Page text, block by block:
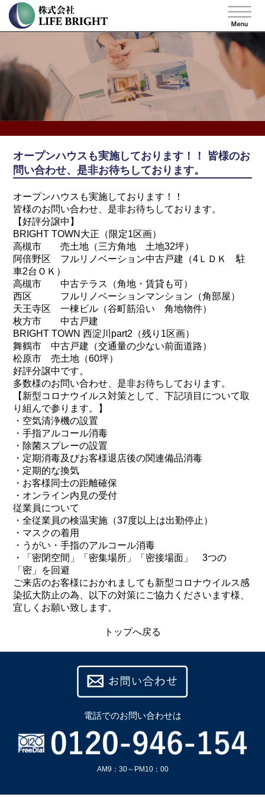
オープンハウスも実施しております！！ 皆様のお
問い合わせ、是非お待ちしております。
オープンハウスも実施しております！！
皆様のお問い合わせ、是非お待ちしております。
【好評分譲中】
BRIGHT TOWN大正（限定1区画）
高槻市 売土地（三方角地 土地32坪）
阿倍野区 フルリノベーション中古戸建（4ＬＤＫ 駐
車2台ＯＫ）
高槻市 中古テラス（角地・賃貸も可）
西区 フルリノベーションマンション（角部屋）
天王寺区 一棟ビル（谷町筋沿い 角地物件）
枚方市 中古戸建
BRIGHT TOWN 西淀川part2（残り1区画）
舞鶴市 中古戸建（交通量の少ない前面道路）
松原市 売土地（60坪）
好評分譲中です。
多数様のお問い合わせ、是非お待ちしております。
【新型コロナウイルス対策として、下記項目について取
り組んで参ります。】
・空気清浄機の設置
・手指アルコール消毒
・除菌スプレーの設置
・定期消毒及びお客様退店後の関連備品消毒
・定期的な換気
・お客様同士の距離確保
・オンライン内見の受付
従業員について
・全従業員の検温実施（37度以上は出勤停止）
・マスクの着用
・うがい・手指のアルコール消毒
・「密閉空間」「密集場所」「密接場面」 3つの
「密」を回避
ご来店のお客様におかれましても新型コロナウイルス感
染拡大防止の為、以下の対策にご協力くださいます様、
宜しくお願い致します。
トップへ戻る
電話でのお問い合わせは
AM9：30～PM10：00